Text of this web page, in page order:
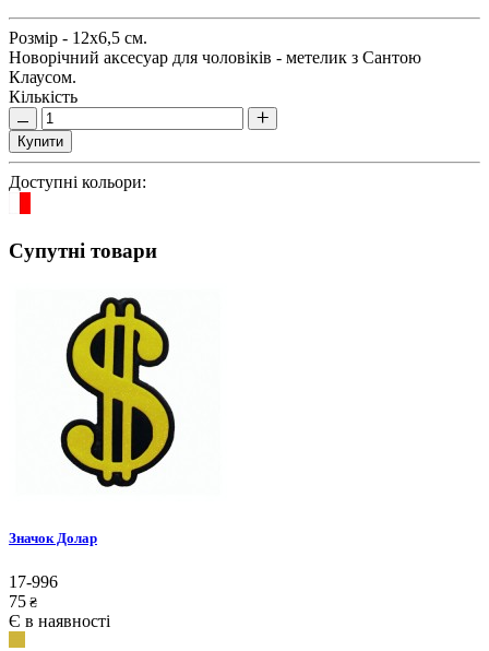
Розмір - 12х6,5 см.
Новорічний аксесуар для чоловіків - метелик з Сантою
Клаусом.
Кількість
Купити
Доступні кольори:
Супутні товари
Значок Долар
17-996
75 ₴
Є в наявності